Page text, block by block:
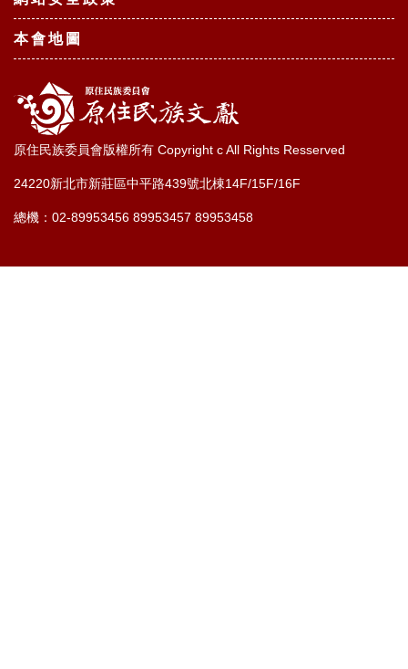
本會地圖
原住民族委員會版權所有 Copyright c All Rights Resserved
24220新北市新莊區中平路439號北棟14F/15F/16F
總機：02-89953456 89953457 89953458